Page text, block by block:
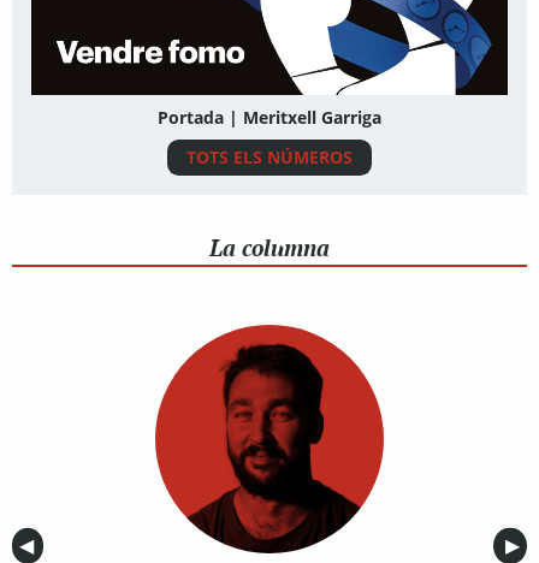
Portada | Meritxell Garriga
TOTS ELS NÚMEROS
La columna
Anterior
◀︎ ▶︎